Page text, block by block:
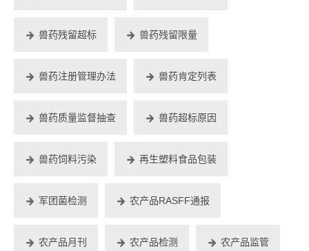
兽药残留超标 兽药残留限量
兽药注册管理办法 兽药肯定列表
兽药质量监督抽查 兽药超标原因
兽药饲料污染 再生塑料食品包装
军团菌检测 农产品RASFF通报
农产品月刊 农产品检测 农产品监管